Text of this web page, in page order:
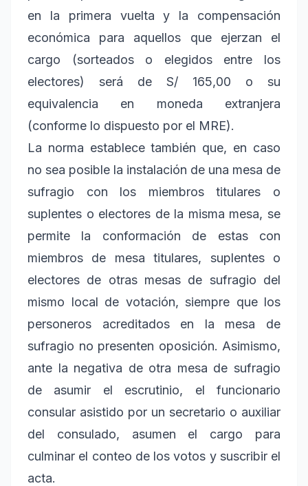
en la primera vuelta y la compensación
económica para aquellos que ejerzan el
cargo (sorteados o elegidos entre los
electores) será de S/ 165,00 o su
equivalencia en moneda extranjera
(conforme lo dispuesto por el MRE).
La norma establece también que, en caso
no sea posible la instalación de una mesa de
sufragio con los miembros titulares o
suplentes o electores de la misma mesa, se
permite la conformación de estas con
miembros de mesa titulares, suplentes o
electores de otras mesas de sufragio del
mismo local de votación, siempre que los
personeros acreditados en la mesa de
sufragio no presenten oposición. Asimismo,
ante la negativa de otra mesa de sufragio
de asumir el escrutinio, el funcionario
consular asistido por un secretario o auxiliar
del consulado, asumen el cargo para
culminar el conteo de los votos y suscribir el
acta.